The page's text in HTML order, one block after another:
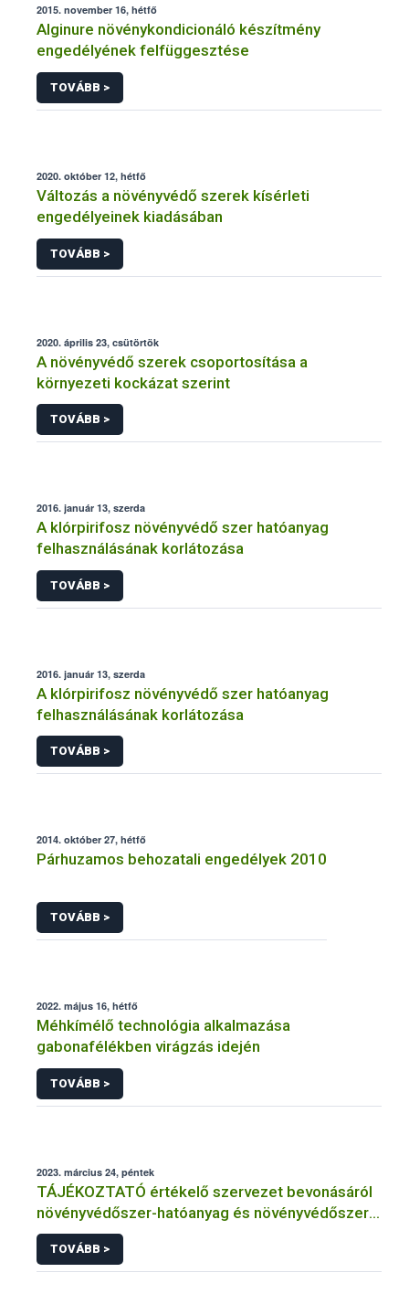
2015. november 16, hétfő
Alginure növénykondicionáló készítmény
engedélyének felfüggesztése
TOVÁBB >
2020. október 12, hétfő
Változás a növényvédő szerek kísérleti
engedélyeinek kiadásában
TOVÁBB >
2020. április 23, csütörtök
A növényvédő szerek csoportosítása a
környezeti kockázat szerint
TOVÁBB >
2016. január 13, szerda
A klórpirifosz növényvédő szer hatóanyag
felhasználásának korlátozása
TOVÁBB >
2016. január 13, szerda
A klórpirifosz növényvédő szer hatóanyag
felhasználásának korlátozása
TOVÁBB >
2014. október 27, hétfő
Párhuzamos behozatali engedélyek 2010
TOVÁBB >
2022. május 16, hétfő
Méhkímélő technológia alkalmazása
gabonafélékben virágzás idején
TOVÁBB >
2023. március 24, péntek
TÁJÉKOZTATÓ értékelő szervezet bevonásáról
növényvédőszer-hatóanyag és növényvédőszer
engedélyezésére, továbbá a meglévő engedély
meghosszabbítására vagy módosítására irányuló
eljárásba
TOVÁBB >